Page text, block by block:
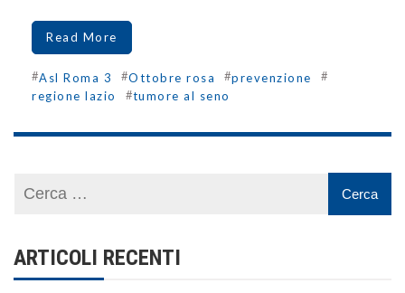
Read More
#Asl Roma 3 #Ottobre rosa #prevenzione
#
regione lazio
#tumore al seno
ARTICOLI RECENTI